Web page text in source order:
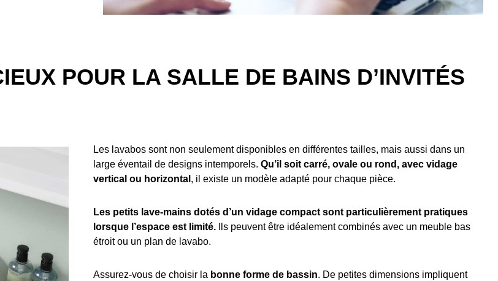
POUR LA SALLE DE BAINS D’INVITÉS
Les lavabos sont non seulement disponibles en différentes tailles, mais aussi dans un
large éventail de designs intemporels. Qu’il soit carré, ovale ou rond, avec vidage
vertical ou horizontal , il existe un modèle adapté pour chaque pièce.
Les petits lave-mains dotés d’un vidage compact sont particulièrement pratiques
lorsque l’espace est limité.
Ils peuvent être idéalement combinés avec un meuble bas
étroit ou un plan de lavabo.
Assurez-vous de choisir la bonne forme de bassin. De petites dimensions impliquent